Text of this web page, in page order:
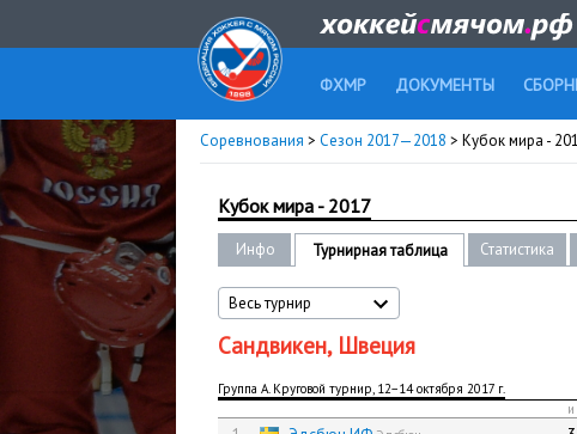
ФХМР ДОКУМЕНТЫ
Соревнования > Сезон 2017—2018 > Кубок мира -
Кубок мира - 2017
Инфо Турнирная таблица Статистика
Весь турнир
Сандвикен, Швеция
Группа A. Круговой турнир, 12−14 октября 2017 г.
и